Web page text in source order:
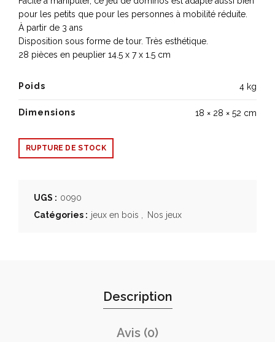
pour les petits que pour les personnes à mobilité réduite.
À partir de 3 ans
Disposition sous forme de tour. Très esthétique.
28 pièces en peuplier 14.5 x 7 x 1.5 cm
Poids 4 kg
Dimensions 18 × 28 × 52 cm
RUPTURE DE STOCK
UGS : 0090
Catégories : jeux en bois Nos jeux
Description
Avis (0)